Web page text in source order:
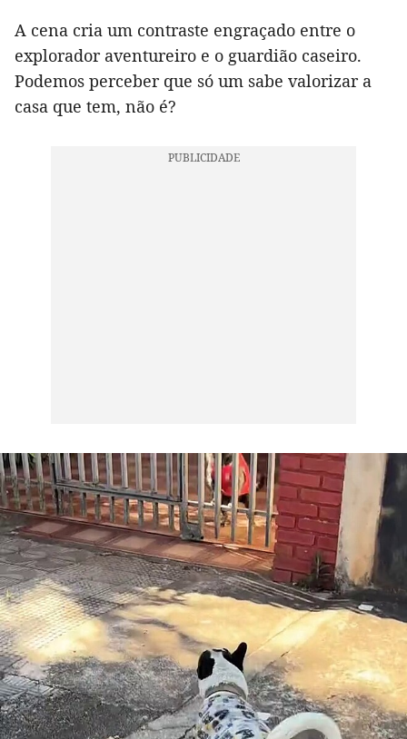
A cena cria um contraste engraçado entre o
explorador aventureiro e o guardião caseiro.
Podemos perceber que só um sabe valorizar a
casa que tem, não é?